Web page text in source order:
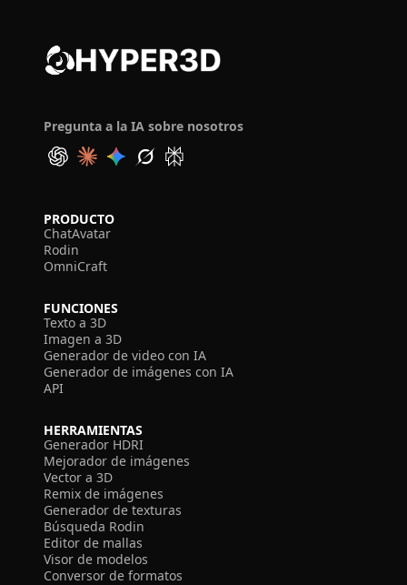
Pregunta a la IA sobre nosotros
PRODUCTO
ChatAvatar
Rodin
OmniCraft
FUNCIONES
Texto a 3D
Imagen a 3D
Generador de video con IA
Generador de imágenes con IA
API
HERRAMIENTAS
Generador HDRI
Mejorador de imágenes
Vector a 3D
Remix de imágenes
Generador de texturas
Búsqueda Rodin
Editor de mallas
Visor de modelos
Conversor de formatos